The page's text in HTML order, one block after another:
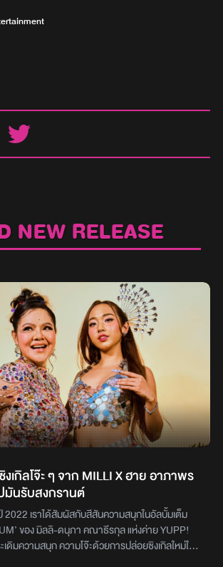
NEW RELEASE
งเกิลโจ๊ะ ๆ จาก MILLI X ฮาย อาภาพร
มันรับสงกรานต์
เราได้สัมผัสกับสีสันความสนุกในอัลบั้มเต็ม
ของ มิลลิ-ดนุภา คณาธีรกุล แห่งค่าย YUPP!
ดิมความสนุก ความโจ๊ะด้วยการปล่อยซิงเกิลใหม่ให้